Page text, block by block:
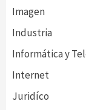
Imagen
Industria
Informática y
Internet
Juridíco